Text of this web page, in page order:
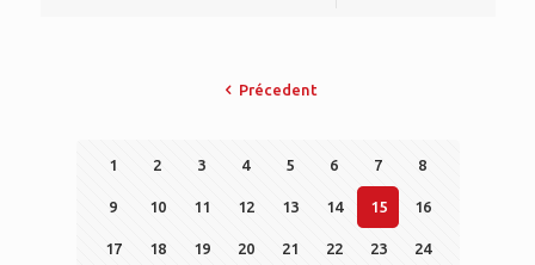
Précedent
1 2 3 4 5 6 7 8
9 10 11 12 13 14 15 16
17 18 19 20 21 22 23 24